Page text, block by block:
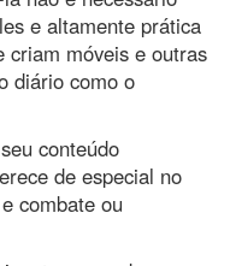
e altamente prática
criam móveis e outras
diário como o
conteúdo
de especial no
combate ou